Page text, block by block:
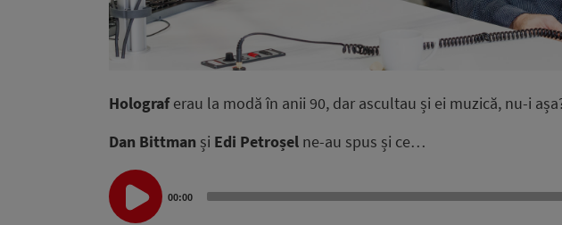
Holograferau la modă în anii 90, dar ascultau și ei muzică, nu-i
Dan Bittman și Edi Petroșel ne-au spus și ce…
Audio
Player
00:00